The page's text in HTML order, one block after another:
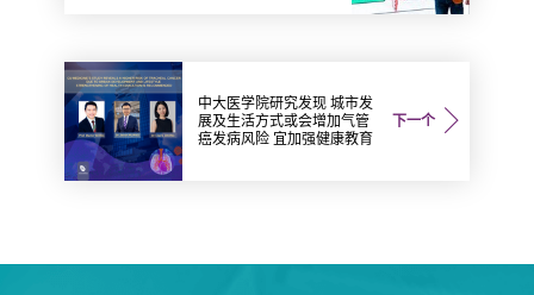
下一个
中大医学院研究发现 城市发
展及生活方式或会增加气管
癌发病风险 宜加强健康教育